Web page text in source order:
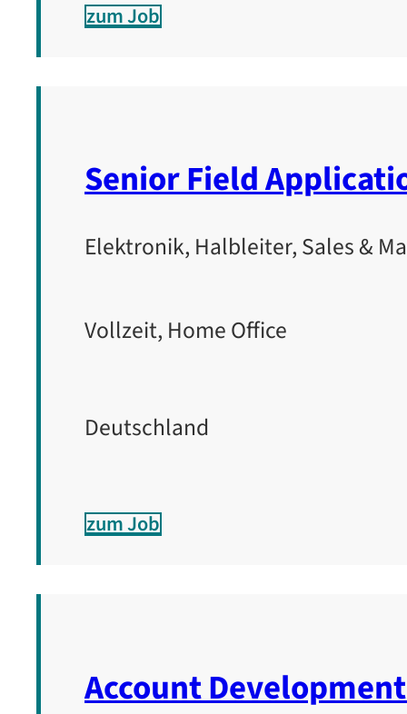
zum Job
Senior Field
Elektronik, Halbleiter, Sales &
Vollzeit, Home Office
Deutschland
zum Job
Account